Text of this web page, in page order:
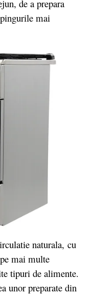
de a prepara
mai
naturala, cu
mai multe
tipuri de alimente.
unor preparate din